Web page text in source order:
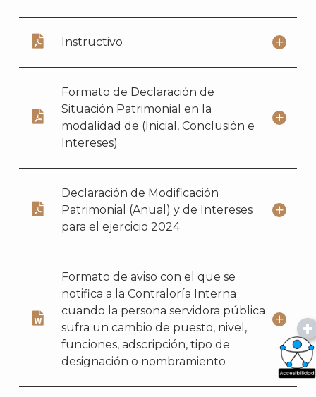
Instructivo
Formato de Declaración de
Situación Patrimonial en la
modalidad de (Inicial, Conclusión e
Intereses)
Declaración de Modificación
Patrimonial (Anual) y de Intereses
para el ejercicio 2024
Formato de aviso con el que se
notifica a la Contraloría Interna
cuando la persona servidora pública
sufra un cambio de puesto, nivel,
funciones, adscripción, tipo de
designación o nombramiento